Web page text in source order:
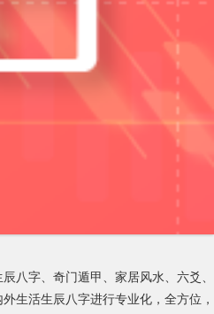
八字、奇门遁甲、家居风水、六爻、
生活生辰八字进行专业化，全方位，